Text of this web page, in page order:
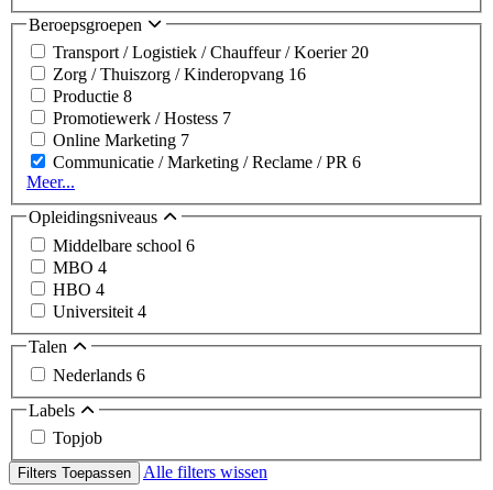
Beroepsgroepen
Transport / Logistiek / Chauffeur / Koerier20
Zorg / Thuiszorg / Kinderopvang 16
Productie 8
Promotiewerk / Hostess 7
Online Marketing 7
Communicatie / Marketing / Reclame / PR 6
Meer...
Opleidingsniveaus
Middelbare school 6
MBO 4
HBO 4
Universiteit 4
Talen
Nederlands 6
Labels
Topjob
Filters Toepassen Alle filters wissen